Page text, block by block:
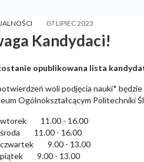
07 LIPIEC 2023
Kandydaci!
opublikowana lista
woli podjęcia nauki*
Ogólnokształcącym Politechniki
wtorek 11.00 - 16.00
środa 11.00 - 16.00
czwartek 9.00 - 13.00
piątek 9.00 - 13.00